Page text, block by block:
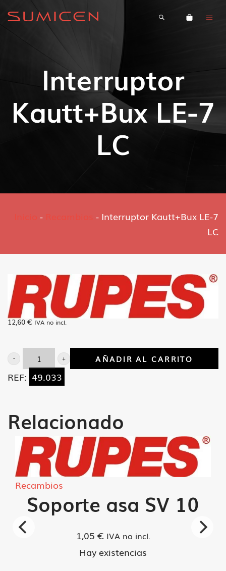
Interruptor
Kautt+Bux LE-7
LC
- - Interruptor Kautt+Bux LE-7
LC
12,60 € IVA no incl.
Interruptor
Kautt+Bux
LC
cantidad
AÑADIR AL CARRITO
REF: 49.033
Relacionado
Recambios
Soporte asa SV 10
1,05 € IVA no incl.
Hay existencias